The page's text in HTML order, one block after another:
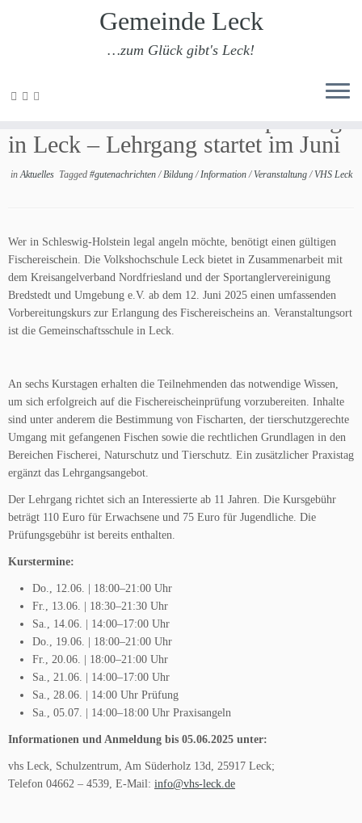
Zum
Gemeinde Leck
…zum Glück gibt's Leck!
in Leck – Lehrgang startet im Juni
inAktuelles Tagged #gutenachrichten/Bildung/Information/Veranstaltung/VHS Leck
Wer in Schleswig-Holstein legal angeln möchte, benötigt einen gültigen
Fischereischein. Die Volkshochschule Leck bietet in Zusammenarbeit mit
dem Kreisangelverband Nordfriesland und der Sportanglervereinigung
Bredstedt und Umgebung e.V. ab dem 12. Juni 2025 einen umfassenden
Vorbereitungskurs zur Erlangung des Fischereischeins an. Veranstaltungsort
ist die Gemeinschaftsschule in Leck.
An sechs Kurstagen erhalten die Teilnehmenden das notwendige Wissen,
um sich erfolgreich auf die Fischereischeinprüfung vorzubereiten. Inhalte
sind unter anderem die Bestimmung von Fischarten, der tierschutzgerechte
Umgang mit gefangenen Fischen sowie die rechtlichen Grundlagen in den
Bereichen Fischerei, Naturschutz und Tierschutz. Ein zusätzlicher Praxistag
ergänzt das Lehrgangsangebot.
Der Lehrgang richtet sich an Interessierte ab 11 Jahren. Die Kursgebühr
beträgt 110 Euro für Erwachsene und 75 Euro für Jugendliche. Die
Prüfungsgebühr ist bereits enthalten.
Kurstermine:
Do., 12.06. | 18:00–21:00 Uhr
Fr., 13.06. | 18:30–21:30 Uhr
Sa., 14.06. | 14:00–17:00 Uhr
Do., 19.06. | 18:00–21:00 Uhr
Fr., 20.06. | 18:00–21:00 Uhr
Sa., 21.06. | 14:00–17:00 Uhr
Sa., 28.06. | 14:00 Uhr Prüfung
Sa., 05.07. | 14:00–18:00 Uhr Praxisangeln
Informationen und Anmeldung bis 05.06.2025 unter:
vhs Leck, Schulzentrum, Am Süderholz 13d, 25917 Leck;
Telefon 04662 – 4539, E-Mail: info@vhs-leck.de